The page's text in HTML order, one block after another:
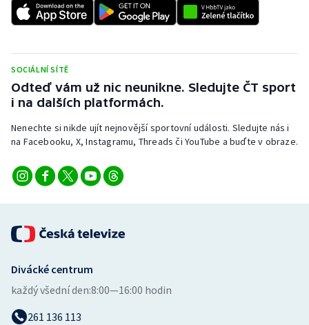
SOCIÁLNÍ SÍTĚ
Odteď vám už nic neunikne. Sledujte ČT sport
i na dalších platformách.
Nenechte si nikde ujít nejnovější sportovní události. Sledujte nás i
na Facebooku, X, Instagramu, Threads či YouTube a buďte v obraze.
Divácké centrum
každý všední den:8:00—16:00 hodin
261 136 113